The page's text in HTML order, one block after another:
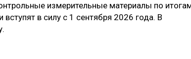
измерительные материалы по
в силу с 1 сентября 2026 года. В